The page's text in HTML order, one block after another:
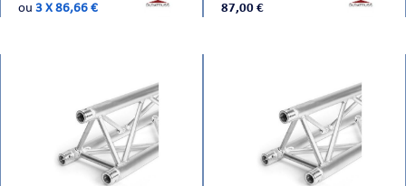
ou 3 X 86,66 € 87,00 €